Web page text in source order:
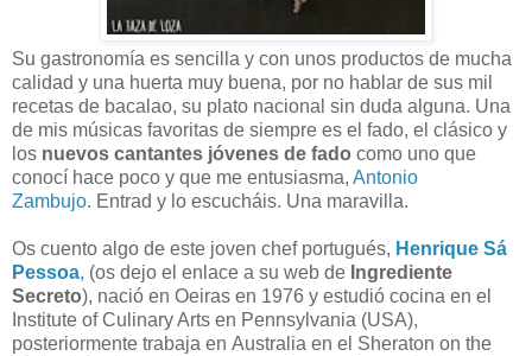
Su gastronomía es sencilla y con unos productos de mucha
calidad y una huerta muy buena, por no hablar de sus mil
recetas de bacalao, su plato nacional sin duda alguna. Una
de mis músicas favoritas de siempre es el fado, el clásico y
los nuevos cantantes jóvenes de fado como uno que
conocí hace poco y que me entusiasma, Antonio
Zambujo. Entrad y lo escucháis. Una maravilla.
Os cuento algo de este joven chef portugués, Henrique Sá
Pessoa, (os dejo el enlace a su web de Ingrediente
Secreto), nació en Oeiras en 1976 y estudió cocina en el
Institute of Culinary Arts en Pennsylvania (USA),
posteriormente trabaja en Australia en el Sheraton on the